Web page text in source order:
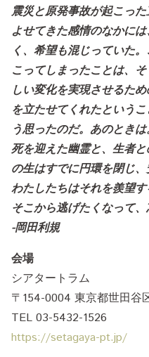
震災と原発事故が起こっ
よせてきた感情のなかに
く、希望も混じっていた
こってしまったことは、
しい変化を実現させるた
を立たせてくれたという
う思ったのだ。あのとき
死を迎えた幽霊と、生者
の生はすでに円環を閉じ
わたしたちはそれを羨望す
そこから逃げたくなって、
-岡田利規
会場
シアタートラム
〒154-0004 東京都世田谷
TEL 03-5432-1526
https://setagaya-pt.jp/